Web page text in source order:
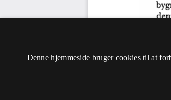
Denne hjemmeside bruger cookies til at